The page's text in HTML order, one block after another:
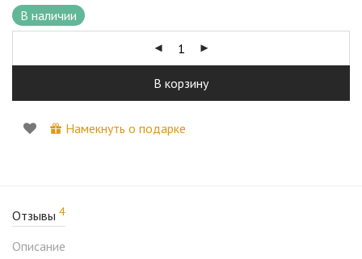
В наличии
В корзину
Намекнуть о подарке
Отзывы 4
Описание